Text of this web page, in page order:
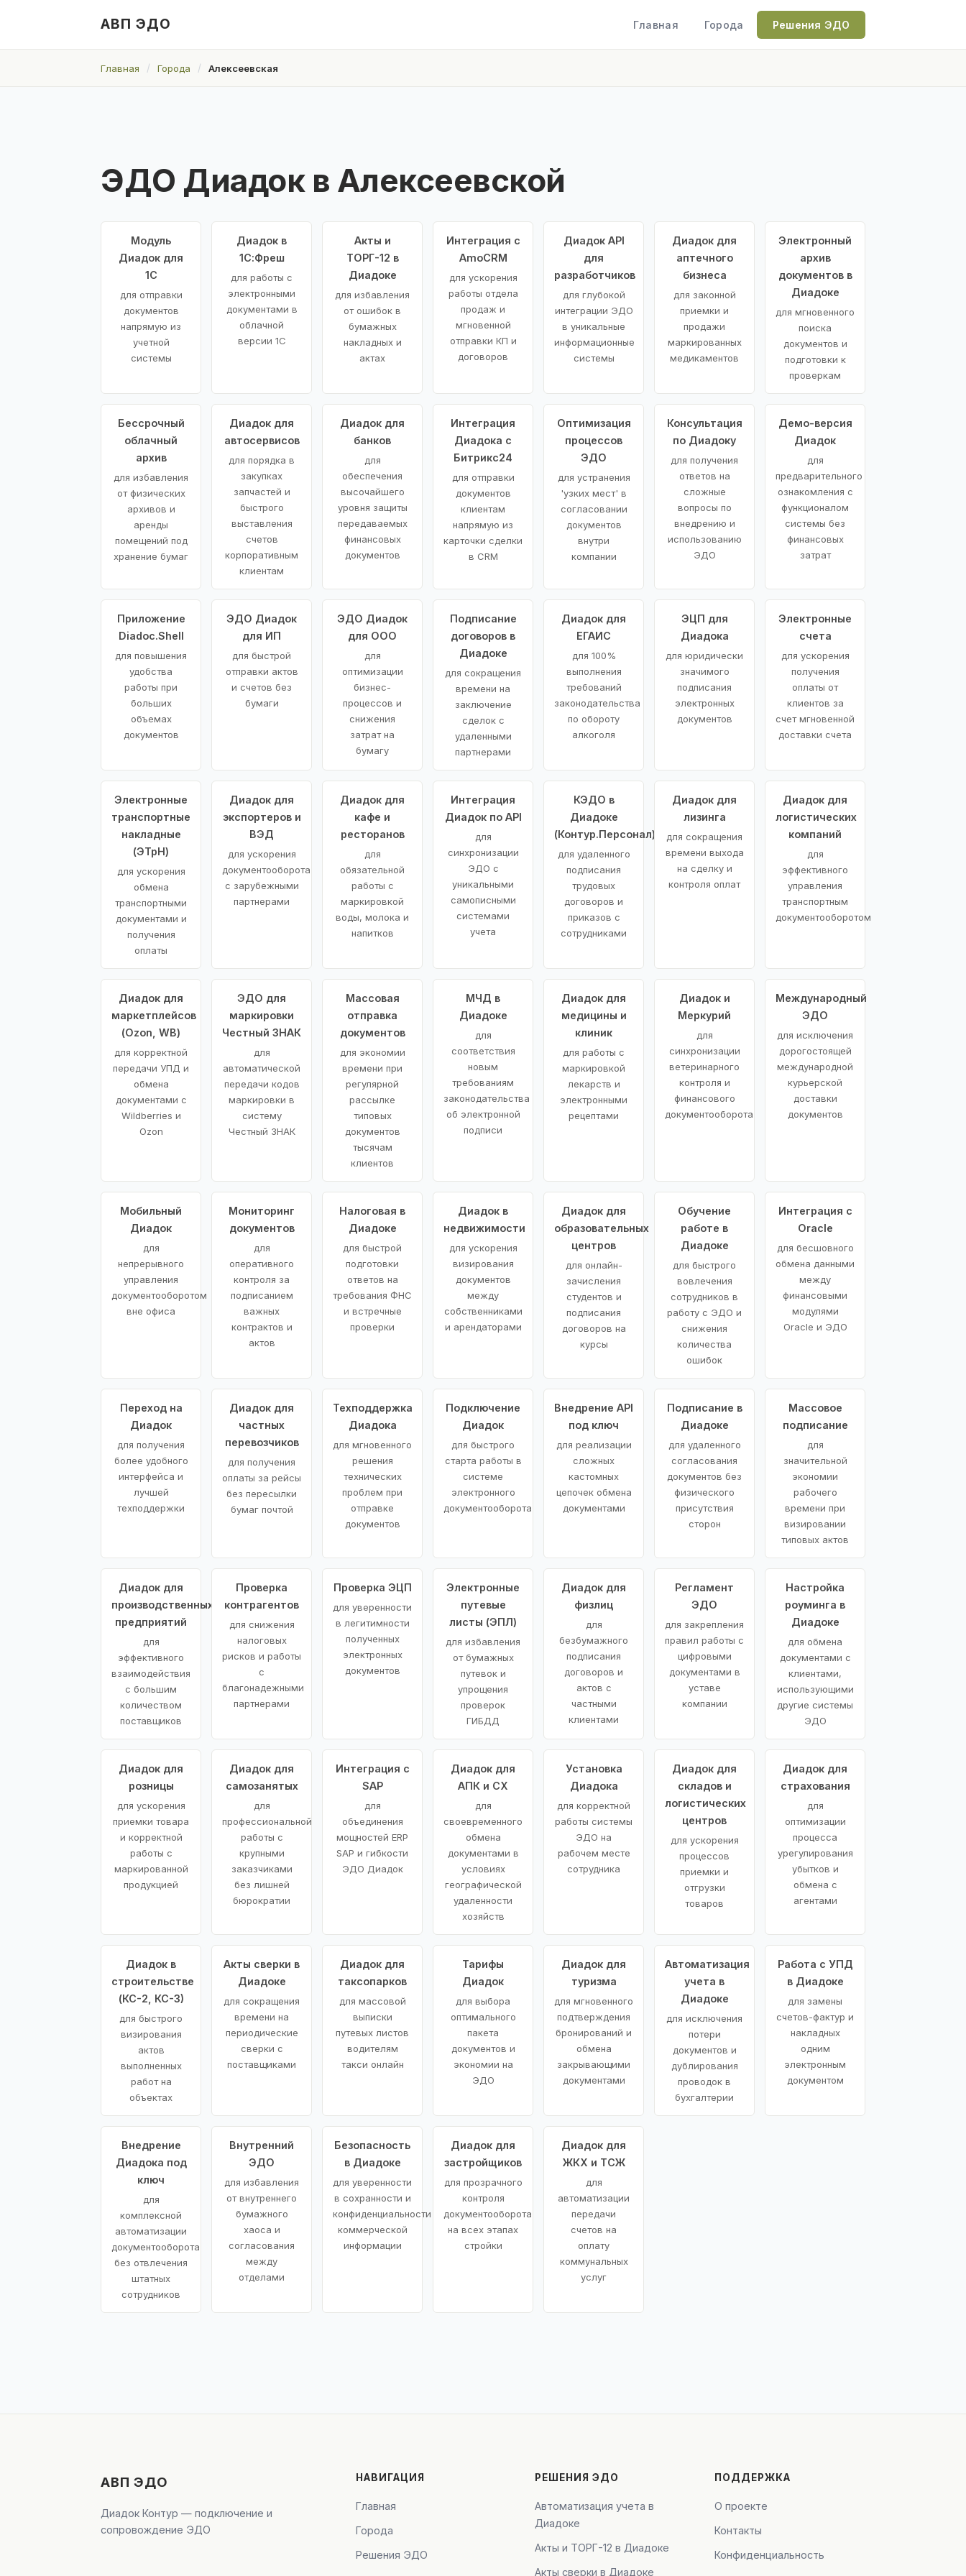
АВП ЭДО Главная Города Решения ЭДО
Главная Города Алексеевская
ЭДО Диадок в Алексеевской
Модуль
Диадок для
1С
для отправки
документов
напрямую из
учетной
системы
Диадок в
1С:Фреш
для работы с
электронными
документами в
облачной
версии 1С
Акты и
ТОРГ-12 в
Диадоке
для избавления
от ошибок в
бумажных
накладных и
актах
Интеграция с
AmoCRM
для ускорения
работы отдела
продаж и
мгновенной
отправки КП и
договоров
Диадок API
для
разработчиков
для глубокой
интеграции ЭДО
в уникальные
информационные
системы
Диадок для
аптечного
бизнеса
для законной
приемки и
продажи
маркированных
медикаментов
Электронный
архив
документов в
Диадоке
для мгновенного
поиска
документов и
подготовки к
проверкам
Бессрочный
облачный
архив
для избавления
от физических
архивов и
аренды
помещений под
хранение бумаг
Диадок для
автосервисов
для порядка в
закупках
запчастей и
быстрого
выставления
счетов
корпоративным
клиентам
Диадок для
банков
для
обеспечения
высочайшего
уровня защиты
передаваемых
финансовых
документов
Интеграция
Диадока с
Битрикс24
для отправки
документов
клиентам
напрямую из
карточки сделки
в CRM
Оптимизация
процессов
ЭДО
для устранения
'узких мест' в
согласовании
документов
внутри
компании
Консультация
по Диадоку
для получения
ответов на
сложные
вопросы по
внедрению и
использованию
ЭДО
Демо-версия
Диадок
для
предварительного
ознакомления с
функционалом
системы без
финансовых
затрат
Приложение
Diadoc.Shell
для повышения
удобства
работы при
больших
объемах
документов
ЭДО Диадок
для ИП
для быстрой
отправки актов
и счетов без
бумаги
ЭДО Диадок
для ООО
для
оптимизации
бизнес-
процессов и
снижения
затрат на
бумагу
Подписание
договоров в
Диадоке
для сокращения
времени на
заключение
сделок с
удаленными
партнерами
Диадок для
ЕГАИС
для 100%
выполнения
требований
законодательства
по обороту
алкоголя
ЭЦП для
Диадока
для юридически
значимого
подписания
электронных
документов
Электронные
счета
для ускорения
получения
оплаты от
клиентов за
счет мгновенной
доставки счета
Электронные
транспортные
накладные
(ЭТрН)
для ускорения
обмена
транспортными
документами и
получения
оплаты
Диадок для
экспортеров и
ВЭД
для ускорения
документооборота
с зарубежными
партнерами
Диадок для
кафе и
ресторанов
для
обязательной
работы с
маркировкой
воды, молока и
напитков
Интеграция
Диадок по API
для
синхронизации
ЭДО с
уникальными
самописными
системами
учета
КЭДО в
Диадоке
(Контур.Персонал)
для удаленного
подписания
трудовых
договоров и
приказов с
сотрудниками
Диадок для
лизинга
для сокращения
времени выхода
на сделку и
контроля оплат
Диадок для
логистических
компаний
для
эффективного
управления
транспортным
документооборотом
Диадок для
маркетплейсов
(Ozon, WB)
для корректной
передачи УПД и
обмена
документами с
Wildberries и
Ozon
ЭДО для
маркировки
Честный ЗНАК
для
автоматической
передачи кодов
маркировки в
систему
Честный ЗНАК
Массовая
отправка
документов
для экономии
времени при
регулярной
рассылке
типовых
документов
тысячам
клиентов
МЧД в
Диадоке
для
соответствия
новым
требованиям
законодательства
об электронной
подписи
Диадок для
медицины и
клиник
для работы с
маркировкой
лекарств и
электронными
рецептами
Диадок и
Меркурий
для
синхронизации
ветеринарного
контроля и
финансового
документооборота
Международный
ЭДО
для исключения
дорогостоящей
международной
курьерской
доставки
документов
Мобильный
Диадок
для
непрерывного
управления
документооборотом
вне офиса
Мониторинг
документов
для
оперативного
контроля за
подписанием
важных
контрактов и
актов
Налоговая в
Диадоке
для быстрой
подготовки
ответов на
требования ФНС
и встречные
проверки
Диадок в
недвижимости
для ускорения
визирования
документов
между
собственниками
и арендаторами
Диадок для
образовательных
центров
для онлайн-
зачисления
студентов и
подписания
договоров на
курсы
Обучение
работе в
Диадоке
для быстрого
вовлечения
сотрудников в
работу с ЭДО и
снижения
количества
ошибок
Интеграция с
Oracle
для бесшовного
обмена данными
между
финансовыми
модулями
Oracle и ЭДО
Переход на
Диадок
для получения
более удобного
интерфейса и
лучшей
техподдержки
Диадок для
частных
перевозчиков
для получения
оплаты за рейсы
без пересылки
бумаг почтой
Техподдержка
Диадока
для мгновенного
решения
технических
проблем при
отправке
документов
Подключение
Диадок
для быстрого
старта работы в
системе
электронного
документооборота
Внедрение API
под ключ
для реализации
сложных
кастомных
цепочек обмена
документами
Подписание в
Диадоке
для удаленного
согласования
документов без
физического
присутствия
сторон
Массовое
подписание
для
значительной
экономии
рабочего
времени при
визировании
типовых актов
Диадок для
производственных
предприятий
для
эффективного
взаимодействия
с большим
количеством
поставщиков
Проверка
контрагентов
для снижения
налоговых
рисков и работы
с
благонадежными
партнерами
Проверка ЭЦП
для уверенности
в легитимности
полученных
электронных
документов
Электронные
путевые
листы (ЭПЛ)
для избавления
от бумажных
путевок и
упрощения
проверок
ГИБДД
Диадок для
физлиц
для
безбумажного
подписания
договоров и
актов с
частными
клиентами
Регламент
ЭДО
для закрепления
правил работы с
цифровыми
документами в
уставе
компании
Настройка
роуминга в
Диадоке
для обмена
документами с
клиентами,
использующими
другие системы
ЭДО
Диадок для
розницы
для ускорения
приемки товара
и корректной
работы с
маркированной
продукцией
Диадок для
самозанятых
для
профессиональной
работы с
крупными
заказчиками
без лишней
бюрократии
Интеграция с
SAP
для
объединения
мощностей ERP
SAP и гибкости
ЭДО Диадок
Диадок для
АПК и СХ
для
своевременного
обмена
документами в
условиях
географической
удаленности
хозяйств
Установка
Диадока
для корректной
работы системы
ЭДО на
рабочем месте
сотрудника
Диадок для
складов и
логистических
центров
для ускорения
процессов
приемки и
отгрузки
товаров
Диадок для
страхования
для
оптимизации
процесса
урегулирования
убытков и
обмена с
агентами
Диадок в
строительстве
(КС-2, КС-3)
для быстрого
визирования
актов
выполненных
работ на
объектах
Акты сверки в
Диадоке
для сокращения
времени на
периодические
сверки с
поставщиками
Диадок для
таксопарков
для массовой
выписки
путевых листов
водителям
такси онлайн
Тарифы
Диадок
для выбора
оптимального
пакета
документов и
экономии на
ЭДО
Диадок для
туризма
для мгновенного
подтверждения
бронирований и
обмена
закрывающими
документами
Автоматизация
учета в
Диадоке
для исключения
потери
документов и
дублирования
проводок в
бухгалтерии
Работа с УПД
в Диадоке
для замены
счетов-фактур и
накладных
одним
электронным
документом
Внедрение
Диадока под
ключ
для
комплексной
автоматизации
документооборота
без отвлечения
штатных
сотрудников
Внутренний
ЭДО
для избавления
от внутреннего
бумажного
хаоса и
согласования
между
отделами
Безопасность
в Диадоке
для уверенности
в сохранности и
конфиденциальности
коммерческой
информации
Диадок для
застройщиков
для прозрачного
контроля
документооборота
на всех этапах
стройки
Диадок для
ЖКХ и ТСЖ
для
автоматизации
передачи
счетов на
оплату
коммунальных
услуг
АВП ЭДО
Диадок Контур — подключение и
сопровождение ЭДО
НАВИГАЦИЯ
Главная
Города
Решения ЭДО
РЕШЕНИЯ ЭДО
Автоматизация учета в
Диадоке
Акты и ТОРГ-12 в Диадоке
Акты сверки в Диадоке
ПОДДЕРЖКА
О проекте
Контакты
Конфиденциальность